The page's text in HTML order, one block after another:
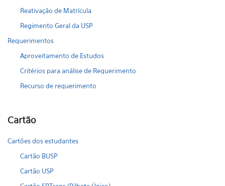
Reativação de Matrícula
Regimento Geral da USP
Requerimentos
Aproveitamento de Estudos
Critérios para análise de Requerimento
Recurso de requerimento
Cartão
Cartões dos estudantes
Cartão BUSP
Cartão USP